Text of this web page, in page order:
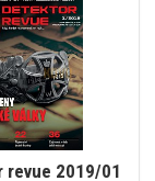
revue 2019/01